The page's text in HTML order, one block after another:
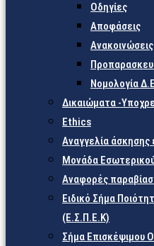
Οδηγίες
Αποφάσεις
Ανακοινώσεις
Νομολογία
Δικαιώματα -
Ethics
Αναγγελία
Μονάδα
Αναφορές
Ειδικό Σήμα
(Ε.Σ.Π.Ε.Κ)
Σήμα Επισκέψιμου